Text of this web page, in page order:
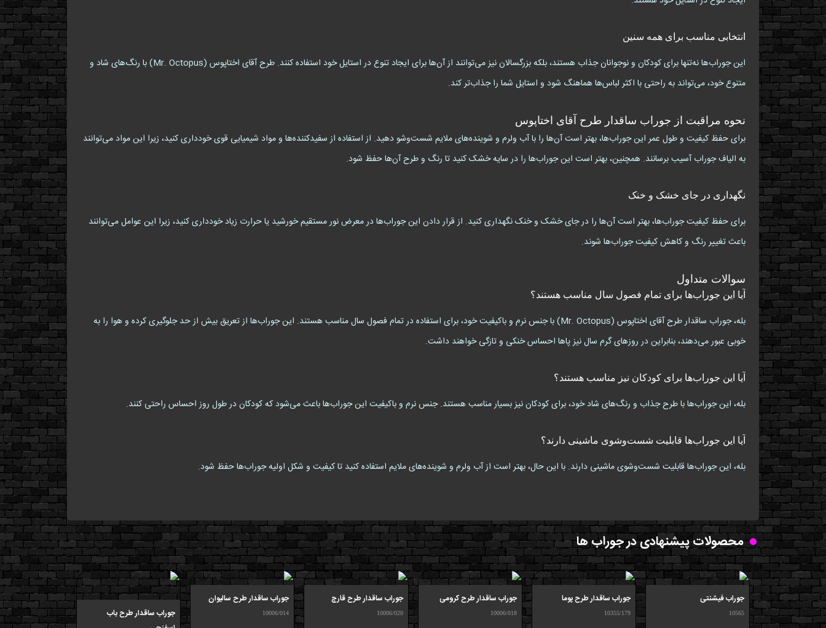
انتخابی مناسب برای همه سنین
این جوراب‌ها نه‌تنها برای کودکان و نوجوانان جذاب هستند، بلکه بزرگسالان نیز می‌توانند از آن‌ها برای ایجاد تنوع در استایل خود استفاده کنند. طرح آقای اختاپوس (Mr. Octopus) با رنگ‌های شاد و
متنوع خود، می‌تواند به راحتی با اکثر لباس‌ها هماهنگ شود و استایل شما را جذاب‌تر کند.
نحوه مراقبت از جوراب ساقدار طرح آقای اختاپوس
برای حفظ کیفیت و طول عمر این جوراب‌ها، بهتر است آن‌ها را با آب ولرم و شوینده‌های ملایم شست‌وشو دهید. از استفاده از سفیدکننده‌ها و مواد شیمیایی قوی خودداری کنید، زیرا این مواد می‌توانند
به الیاف جوراب آسیب برسانند. همچنین، بهتر است این جوراب‌ها را در سایه خشک کنید تا رنگ و طرح آن‌ها حفظ شود.
نگهداری در جای خشک و خنک
برای حفظ کیفیت جوراب‌ها، بهتر است آن‌ها را در جای خشک و خنک نگهداری کنید. از قرار دادن این جوراب‌ها در معرض نور مستقیم خورشید یا حرارت زیاد خودداری کنید، زیرا این عوامل می‌توانند
باعث تغییر رنگ و کاهش کیفیت جوراب‌ها شوند.
سوالات متداول
آیا این جوراب‌ها برای تمام فصول سال مناسب هستند؟
بله، جوراب ساقدار طرح آقای اختاپوس (Mr. Octopus) با جنس نرم و باکیفیت خود، برای استفاده در تمام فصول سال مناسب هستند. این جوراب‌ها از تعریق بیش از حد جلوگیری کرده و هوا را به
خوبی عبور می‌دهند، بنابراین در روزهای گرم سال نیز پاها احساس خنکی و تازگی خواهند داشت.
آیا این جوراب‌ها برای کودکان نیز مناسب هستند؟
بله، این جوراب‌ها با طرح جذاب و رنگ‌های شاد خود، برای کودکان نیز بسیار مناسب هستند. جنس نرم و باکیفیت این جوراب‌ها باعث می‌شود که کودکان در طول روز احساس راحتی کنند.
آیا این جوراب‌ها قابلیت شست‌وشوی ماشینی دارند؟
بله، این جوراب‌ها قابلیت شست‌وشوی ماشینی دارند. با این حال، بهتر است از آب ولرم و شوینده‌های ملایم استفاده کنید تا کیفیت و شکل اولیه جوراب‌ها حفظ شود.
محصولات پیشنهادی در جوراب ها
جوراب فیشنتی
10565
جوراب ساقدار طرح پوما
10355/179
جوراب ساقدار طرح کرومی
10006/018
جوراب ساقدار طرح قارچ
10006/020
جوراب ساقدار طرح سالیوان
10006/014
جوراب ساقدار طرح باب
جوراب ساقدار طرح